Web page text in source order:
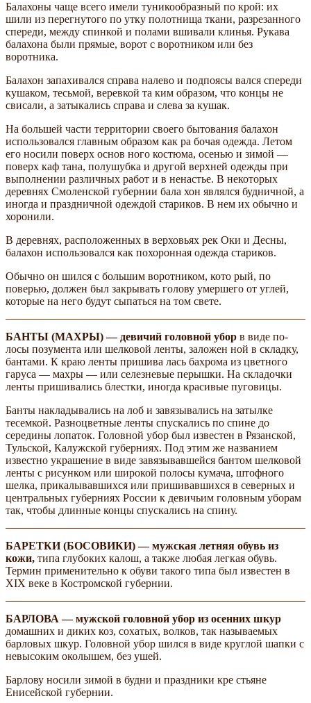
Балахоны чаще всего имели туникообразный по­ крой: их
шили из перегнутого по утку полотнища ткани, разрезанного
спереди, между спинкой и полами вшивали клинья. Рукава
балахона были прямые, ворот с воротником или без
воротника.
Балахон запахивался справа налево и подпоясы­ вался спереди
кушаком, тесьмой, веревкой та­ ким образом, что концы не
свисали, а затыкались справа и слева за кушак.
На большей части территории своего бытования балахон
использовался главным образом как ра­ бочая одежда. Летом
его носили поверх основ­ ного костюма, осенью и зимой —
поверх каф­ тана, полушубка и другой верхней одежды при
выполнении различных работ и в ненастье. В некоторых
деревнях Смоленской губернии бала­ хон являлся будничной, а
иногда и праздничной одеждой стариков. В нем их обычно и
хоронили.
В деревнях, расположенных в верховьях рек Оки и Десны,
балахон использовался как похоронная одежда стариков.
Обычно он шился с большим воротником, кото­ рый, по
поверью, должен был закрывать голову умершего от углей,
которые на него будут сыпаться на том свете.
БАНТЫ (МАХРЫ) — девичий головной убор в виде по­
лосы позумента или шелковой ленты, заложен­ ной в складку,
бантами. К краю ленты пришива­ лась бахрома из цветного
гаруса — махры — или селезневые перышки. На складочки
ленты пришивались блестки, иногда красивые пуговицы.
Банты накладывались на лоб и завязывались на затылке
тесемкой. Разноцветные ленты спускались по спине до
середины лопаток. Головной убор был известен в Рязанской,
Тульской, Калужской губерниях. Под этим же названием
известно украшение в виде завязывавшейся бантом шелковой
ленты с рисунком или широкой полосы кумача, штофного
шелка, прикалывавшихся или пришивавшихся в северных и
центральных губерниях России к девичьим головным уборам
так, чтобы длинные концы спускались на спину.
БАРЕТКИ (БОСОВИКИ) — мужская летняя обувь из
кожи, типа глубоких калош, а также любая легкая обувь.
Термин применительно к обуви такого типа был известен в
XIX веке в Костромской губернии.
БАРЛОВА — мужской головной убор из осенних шкур
домашних и диких коз, сохатых, волков, так называемых
барловых шкур. Головной убор шился в виде круглой шапки с
невысоким околышем, без ушей.
Барлову носили зимой в будни и праздники кре­ стьяне
Енисейской губернии.